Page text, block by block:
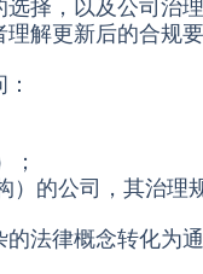
择，以及公司治
解更新后的合规要
；
的公司，其治理
法律概念转化为通